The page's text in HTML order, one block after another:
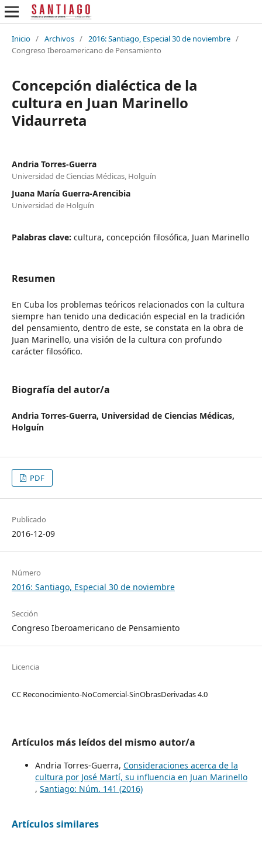
Inicio / Archivos / 2016: Santiago, Especial 30 de noviembre /
Congreso Iberoamericano de Pensamiento
Concepción dialéctica de la
cultura en Juan Marinello
Vidaurreta
Andria Torres-Guerra
Universidad de Ciencias Médicas, Holguín
Juana María Guerra-Arencibia
Universidad de Holguín
Palabras clave: cultura, concepción filosófica, Juan Marinello
Resumen
En Cuba los problemas teóricos relacionados con la cultura
siempre han tenido una dedicación especial en la tradición
del pensamiento, dentro de este, se constata en la obra de
Juan Marinello, una visión de la cultura con profundo
carácter filosófico.
Biografía del autor/a
Andria Torres-Guerra, Universidad de Ciencias Médicas,
Holguín
PDF
Publicado
2016-12-09
Número
2016: Santiago, Especial 30 de noviembre
Sección
Congreso Iberoamericano de Pensamiento
Licencia
CC Reconocimiento-NoComercial-SinObrasDerivadas 4.0
Artículos más leídos del mismo autor/a
Andria Torres-Guerra, Consideraciones acerca de la
cultura por José Martí, su influencia en Juan Marinello
, Santiago: Núm. 141 (2016)
Artículos similares